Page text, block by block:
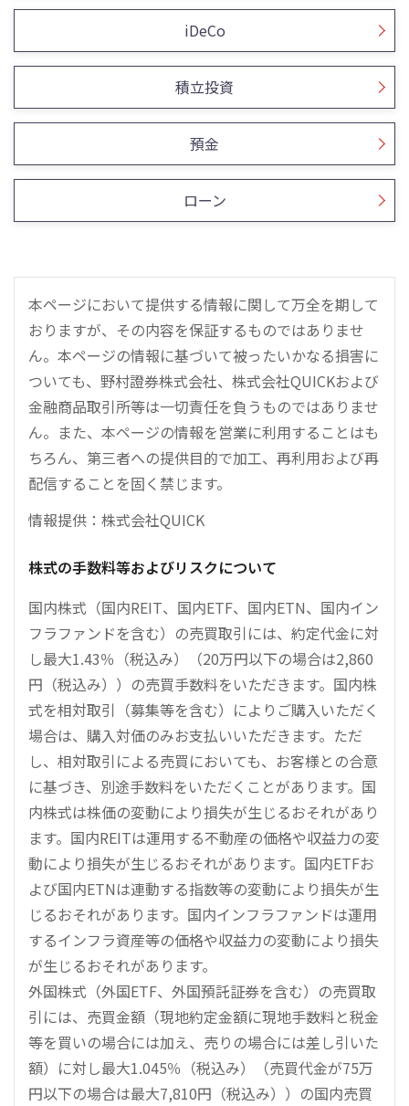
iDeCo
積立投資
預金
ローン
本ページにおいて提供する情報に関して万全を期して
おりますが、その内容を保証するものではありませ
ん。本ページの情報に基づいて被ったいかなる損害に
ついても、野村證券株式会社、株式会社QUICKおよび
金融商品取引所等は一切責任を負うものではありませ
ん。また、本ページの情報を営業に利用することはも
ちろん、第三者への提供目的で加工、再利用および再
配信することを固く禁じます。
情報提供：株式会社QUICK
株式の手数料等およびリスクについて
国内株式（国内REIT、国内ETF、国内ETN、国内イン
フラファンドを含む）の売買取引には、約定代金に対
し最大1.43％（税込み）（20万円以下の場合は2,860
円（税込み））の売買手数料をいただきます。国内株
式を相対取引（募集等を含む）によりご購入いただく
場合は、購入対価のみお支払いいただきます。ただ
し、相対取引による売買においても、お客様との合意
に基づき、別途手数料をいただくことがあります。国
内株式は株価の変動により損失が生じるおそれがあり
ます。国内REITは運用する不動産の価格や収益力の変
動により損失が生じるおそれがあります。国内ETFお
よび国内ETNは連動する指数等の変動により損失が生
じるおそれがあります。国内インフラファンドは運用
するインフラ資産等の価格や収益力の変動により損失
が生じるおそれがあります。
外国株式（外国ETF、外国預託証券を含む）の売買取
引には、売買金額（現地約定金額に現地手数料と税金
等を買いの場合には加え、売りの場合には差し引いた
額）に対し最大1.045％（税込み）（売買代金が75万
円以下の場合は最大7,810円（税込み））の国内売買